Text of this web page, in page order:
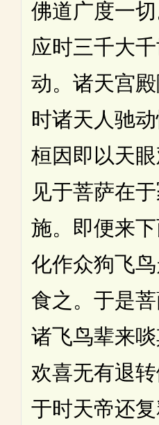
佛道广度一
应时三千大
动。诸天宫殿
时诸天人驰
桓因即以天眼
见于菩萨在
施。即便来下
化作众狗飞
食之。于是
诸飞鸟辈来
欢喜无有退转
于时天帝还